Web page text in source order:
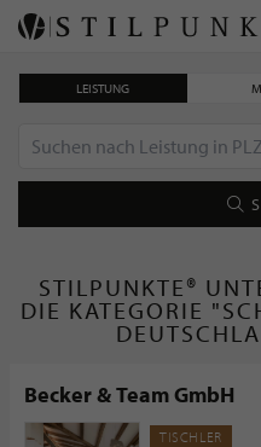
LEISTUNG
STILPUNKTE®
DIE KATEGORIE
Becker & Team GmbH
TISCHLER